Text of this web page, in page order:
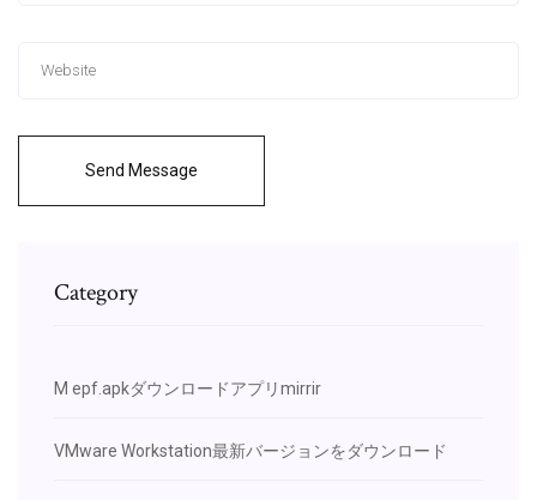
Send Message
Category
M epf.apkダウンロードアプリmirrir
VMware Workstation最新バージョンをダウンロード